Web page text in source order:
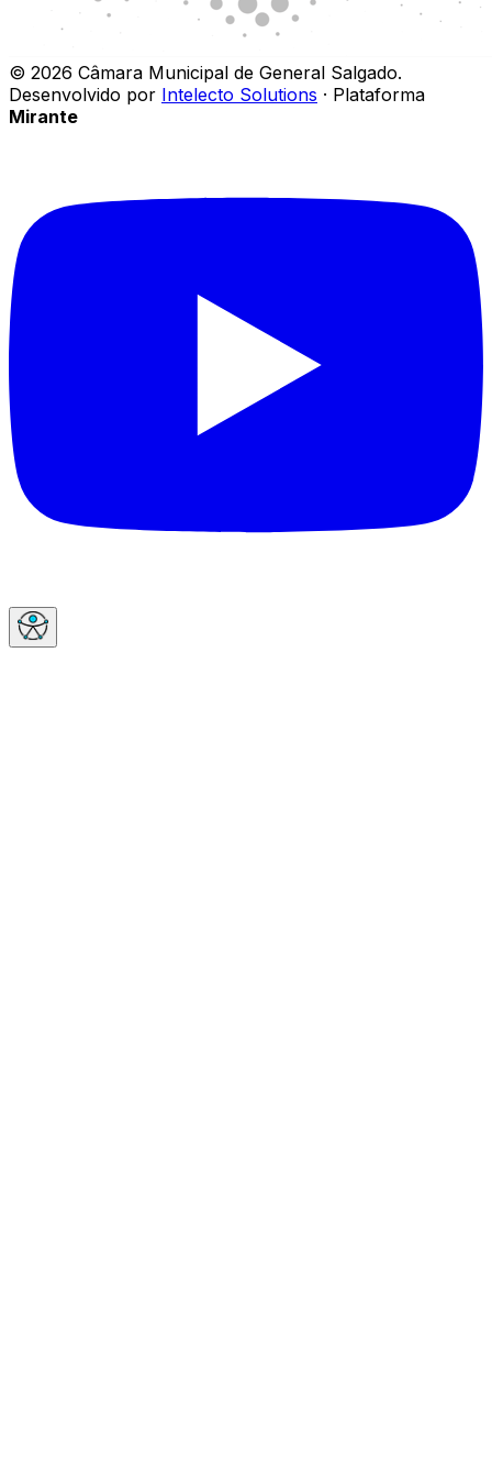
© 2026 Câmara Municipal de General Salgado.
Desenvolvido por Intelecto Solutions · Plataforma
Mirante